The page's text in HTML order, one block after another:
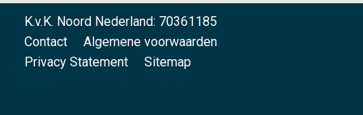
K.v.K. Noord Nederland: 70361185
Contact
Algemene voorwaarden
Privacy Statement
Sitemap